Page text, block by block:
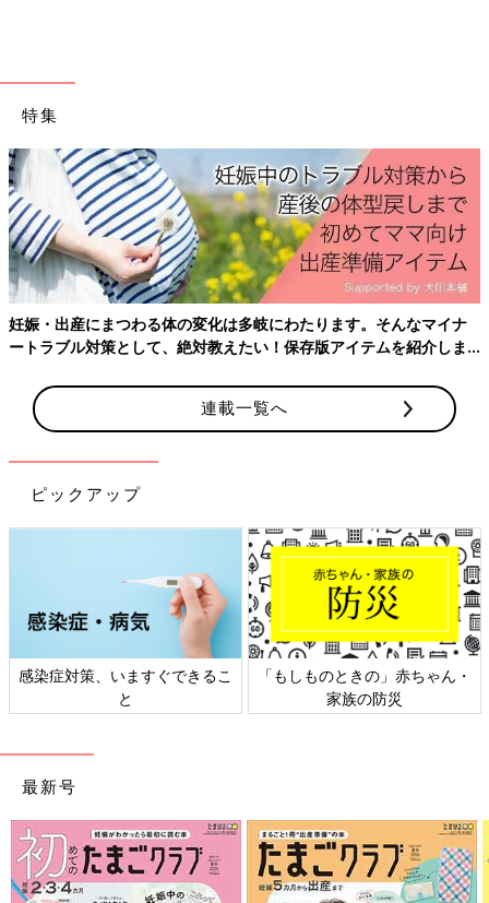
くお願いして、できるだけリラックスできる時間を取るように
ゆっくりお風呂につかったり、ヨガをしたり、自分なりのリラッ
クス時間を定期的に取ることが理想です。
口臭対策に効くツボ
口臭対策には、ツボ押しも効果的です。
「上廉泉（じょうれんせん）」は、あご下のくぼみに位置し、そ
特集
妊娠・出産にまつわる体の変化は多岐にわたります。そんなマイナ
ートラブル対策として、絶対教えたい！保存版アイテムを紹介しま
連載一覧へ
ピックアップ
感染症対策、いますぐできるこ
と
「もしものときの」赤ちゃん・
家族の防災
最新号